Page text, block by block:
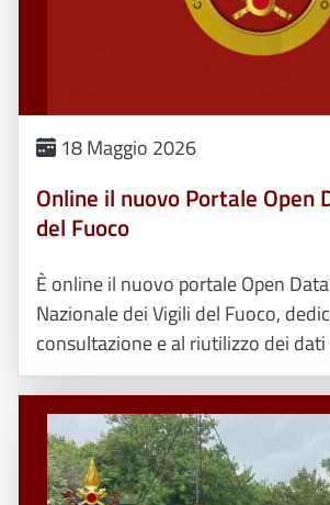
18 Maggio 2026
Online il nuovo Portale Open
del Fuoco
È online il nuovo portale Open
Nazionale dei Vigili del Fuoco,
consultazione e al riutilizzo dei dati